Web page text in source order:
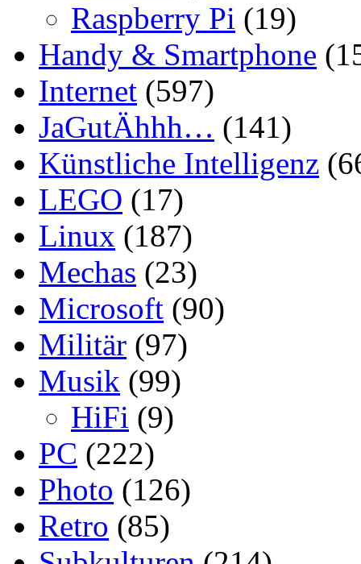
Raspberry Pi (19)
Handy & Smartphone
Internet (597)
JaGutÄhhh… (141)
Künstliche Intelligenz
LEGO (17)
Linux (187)
Mechas (23)
Microsoft (90)
Militär (97)
Musik (99)
HiFi (9)
PC (222)
Photo (126)
Retro (85)